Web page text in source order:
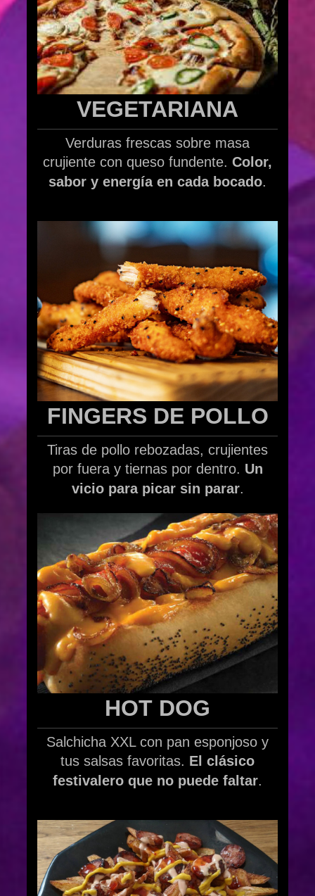
VEGETARIANA
Verduras frescas sobre masa
crujiente con queso fundente. Color,
sabor y energía en cada bocado.
FINGERS DE POLLO
Tiras de pollo rebozadas, crujientes
por fuera y tiernas por dentro. Un
vicio para picar sin parar.
HOT DOG
Salchicha XXL con pan esponjoso y
tus salsas favoritas. El clásico
festivalero que no puede faltar.